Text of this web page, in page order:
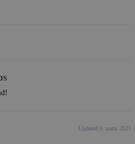
Updated 9. marts 2021